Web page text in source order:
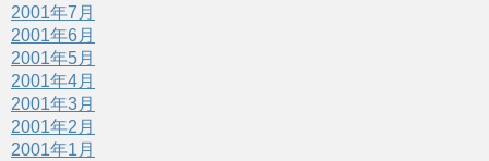
2001年7月
2001年6月
2001年5月
2001年4月
2001年3月
2001年2月
2001年1月